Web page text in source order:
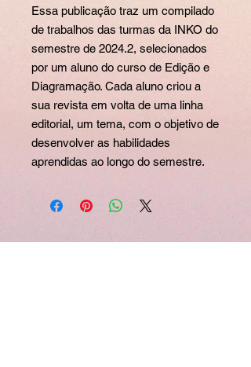
Essa publicação traz um compilado
de trabalhos das turmas da INKO do
semestre de 2024.2, selecionados
por um aluno do curso de Edição e
Diagramação. Cada aluno criou a
sua revista em volta de uma linha
editorial, um tema, com o objetivo de
desenvolver as habilidades
aprendidas ao longo do semestre.